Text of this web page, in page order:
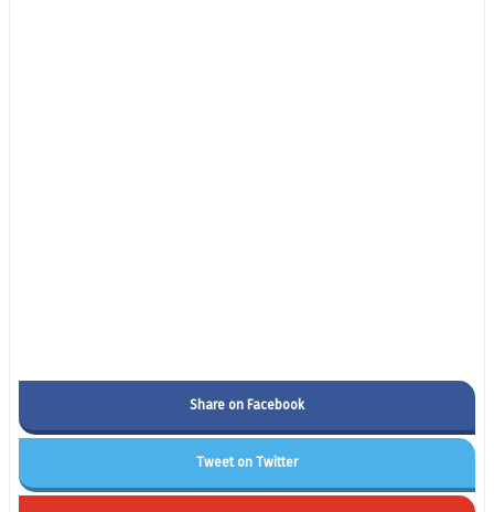
Share on Facebook
Tweet on Twitter